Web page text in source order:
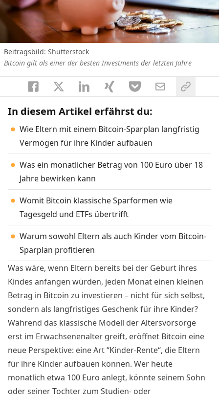
Beitragsbild: Shutterstock
Bitcoin gilt als einer der besten Investments der letzten Jahre
In diesem Artikel erfährst du:
Wie Eltern mit einem Bitcoin-Sparplan langfristig
Vermögen für ihre Kinder aufbauen
Was ein monatlicher Betrag von 100 Euro über 18
Jahre bewirken kann
Womit Bitcoin klassische Sparformen wie
Tagesgeld und ETFs übertrifft
Warum sowohl Eltern als auch Kinder vom Bitcoin-
Sparplan profitieren
Was wäre, wenn Eltern bereits bei der Geburt ihres
Kindes anfangen würden, jeden Monat einen kleinen
Betrag in Bitcoin zu investieren – nicht für sich selbst,
sondern als langfristiges Geschenk für ihre Kinder?
Während das klassische Modell der Altersvorsorge
erst im Erwachsenenalter greift, eröffnet Bitcoin eine
neue Perspektive: eine Art “Kinder-Rente“, die Eltern
für ihre Kinder aufbauen können. Wer heute
monatlich etwa 100 Euro anlegt, könnte seinem Sohn
oder seiner Tochter zum Studien- oder